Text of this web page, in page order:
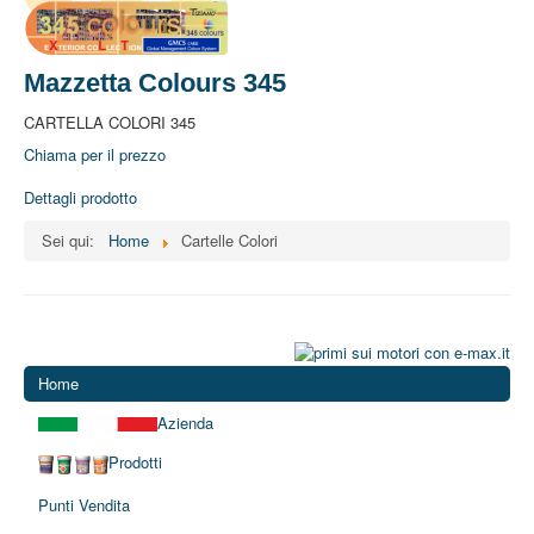
Mazzetta Colours 345
CARTELLA COLORI 345
Chiama per il prezzo
Dettagli prodotto
Sei qui:
Home Cartelle Colori
Home
Azienda
Prodotti
Punti Vendita